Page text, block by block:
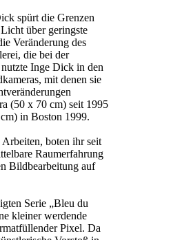
spürt die Grenzen
über geringste
Veränderung des
die bei der
Inge Dick in den
mit denen sie
(50 x 70 cm) seit 1995
in Boston 1999.
boten ihr seit
Raumerfahrung
Bildbearbeitung auf
Serie „Bleu du
kleiner werdende
Pixel. Da